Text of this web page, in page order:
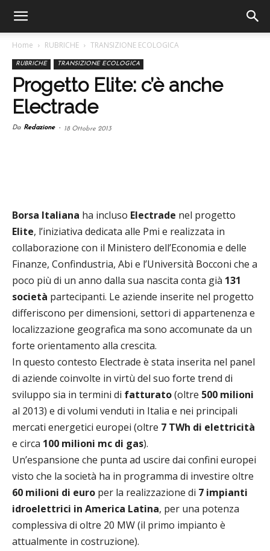
Home RUBRICHE TRANSIZIONE ECOLOGICA
RUBRICHE TRANSIZIONE ECOLOGICA
Progetto Elite: c’è anche
Electrade
Da Redazione - 18 Ottobre 2013
Borsa Italiana ha incluso Electrade nel progetto
Elite, l’iniziativa dedicata alle Pmi e realizzata in
collaborazione con il Ministero dell’Economia e delle
Finanze, Confindustria, Abi e l’Università Bocconi che a
poco più di un anno dalla sua nascita conta già 131
società partecipanti. Le aziende inserite nel progetto
differiscono per dimensioni, settori di appartenenza e
localizzazione geografica ma sono accomunate da un
forte orientamento alla crescita.
In questo contesto Electrade è stata inserita nel panel
di aziende coinvolte in virtù del suo forte trend di
sviluppo sia in termini di fatturato(oltre 500 milioni
al 2013) e di volumi venduti in Italia e nei principali
mercati energetici europei (oltre 7 TWh di elettricità
e circa 100 milioni mc di gas).
Un’espansione che punta ad uscire dai confini europei
visto che la società ha in programma di investire oltre
60 milioni di euro per la realizzazione di 7 impianti
idroelettrici in America Latina, per una potenza
complessiva di oltre 20 MW (il primo impianto è
attualmente in costruzione).